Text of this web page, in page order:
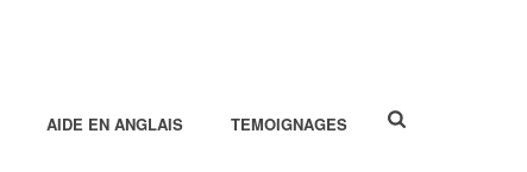
AIDE EN ANGLAIS TEMOIGNAGES